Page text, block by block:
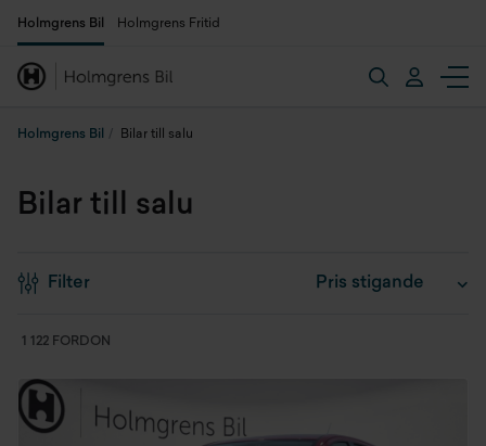
Holmgrens Bil Holmgrens Fritid
Holmgrens Bil Bilar till salu
Bilar till salu
Filter
1 122 FORDON